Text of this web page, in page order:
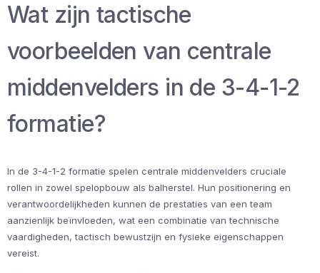
Wat zijn tactische
voorbeelden van centrale
middenvelders in de 3-4-1-2
formatie?
In de 3-4-1-2 formatie spelen centrale middenvelders cruciale
rollen in zowel spelopbouw als balherstel. Hun positionering en
verantwoordelijkheden kunnen de prestaties van een team
aanzienlijk beïnvloeden, wat een combinatie van technische
vaardigheden, tactisch bewustzijn en fysieke eigenschappen
vereist.